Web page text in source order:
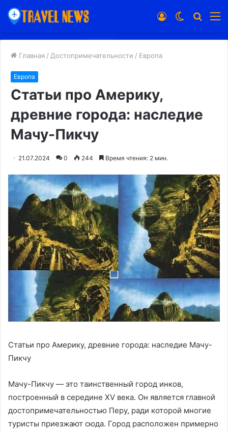
Switch
Войти
Главная / Достопримечательности / Европа
Европа
Статьи про Америку,
древние города: наследие
Мачу-Пикчу
21.07.2024 0 244 Время чтения: 2 мин.
Статьи про Америку, древние города: наследие Мачу-
Пикчу
Мачу-Пикчу — это таинственный город инков,
построенный в середине XV века. Он является главной
достопримечательностью Перу, ради которой многие
туристы приезжают сюда. Город расположен примерно